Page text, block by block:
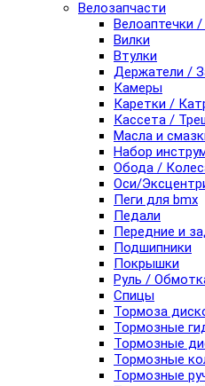
Велозапчасти
Велоаптечки
Вилки
Втулки
Держатели /
Камеры
Каретки /
Кассета /
Масла и
Набор
Обода /
Оси/
Пеги для bmx
Педали
Передние и
Подшипники
Покрышки
Руль /
Спицы
Тормоза
Тормозные
Тормозные
Тормозные
Тормозные